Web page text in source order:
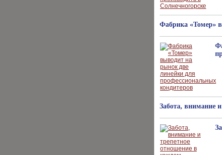
Фабрика «Томер»
Забота, внимание